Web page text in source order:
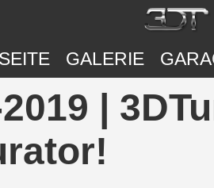
GALERIE
|